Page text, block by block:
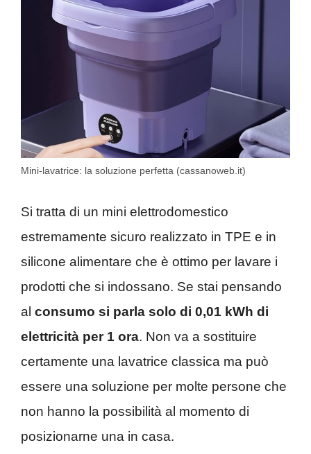
Mini-lavatrice: la soluzione perfetta (cassanoweb.it)
Si tratta di un mini elettrodomestico
estremamente sicuro realizzato in TPE e in
silicone alimentare che è ottimo per lavare i
prodotti che si indossano. Se stai pensando
al consumo si parla solo di 0,01 kWh di
elettricità per 1 ora. Non va a sostituire
certamente una lavatrice classica ma può
essere una soluzione per molte persone che
non hanno la possibilità al momento di
posizionarne una in casa.